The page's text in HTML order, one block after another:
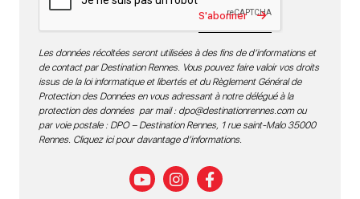
S'abonner
Les données récoltées seront utilisées à des fins de d’informations et
de contact par Destination Rennes. Vous pouvez faire valoir vos droits
issus de la loi informatique et libertés et du Règlement Général de
Protection des Données en vous adressant à notre délégué à la
protection des données par mail : dpo@destinationrennes.comou
par voie postale : DPO – Destination Rennes, 1 rue saint-Malo 35000
Rennes. Cliquez ici pour davantage d’informations.